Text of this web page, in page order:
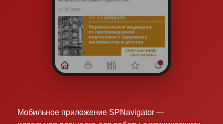
Мобильное приложение SPNavigator —